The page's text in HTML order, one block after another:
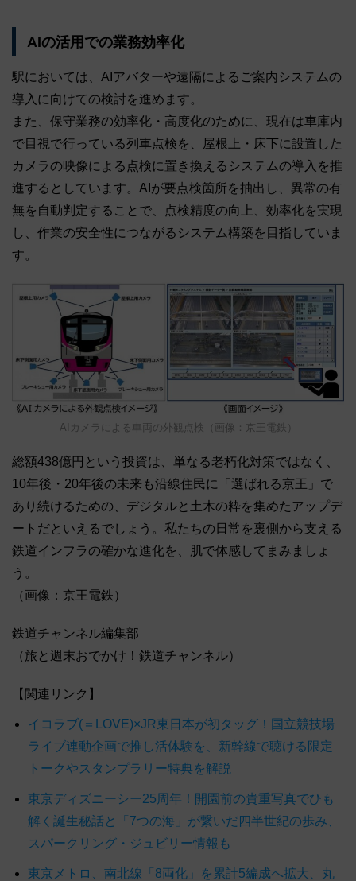
AIの活用での業務効率化
駅においては、AIアバターや遠隔によるご案内システムの
導入に向けての検討を進めます。
また、保守業務の効率化・高度化のために、現在は車庫内
で目視で行っている列車点検を、屋根上・床下に設置した
カメラの映像による点検に置き換えるシステムの導入を推
進するとしています。AIが要点検箇所を抽出し、異常の有
無を自動判定することで、点検精度の向上、効率化を実現
し、作業の安全性につながるシステム構築を目指していま
す。
AIカメラによる車両の外観点検（画像：京王電鉄）
総額438億円という投資は、単なる老朽化対策ではなく、
10年後・20年後の未来も沿線住民に「選ばれる京王」で
あり続けるための、デジタルと土木の粋を集めたアップデ
ートだといえるでしょう。私たちの日常を裏側から支える
鉄道インフラの確かな進化を、肌で体感してまみましょ
う。
（画像：京王電鉄）
鉄道チャンネル編集部
（旅と週末おでかけ！鉄道チャンネル）
【関連リンク】
イコラブ(＝LOVE)×JR東日本が初タッグ！国立競技場
ライブ連動企画で推し活体験を、新幹線で聴ける限定
トークやスタンプラリー特典を解説
東京ディズニーシー25周年！開園前の貴重写真でひも
解く誕生秘話と「7つの海」が繋いだ四半世紀の歩み、
スパークリング・ジュビリー情報も
東京メトロ、南北線「8両化」を累計5編成へ拡大、丸